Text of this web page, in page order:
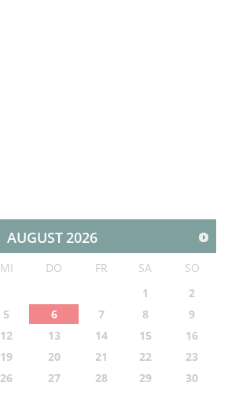
AUGUST2026
MI DO FR SA
SO
1
2
5 6 7 8
9
12 13 14 15
16
19 20 21 22
23
26 27 28 29
30